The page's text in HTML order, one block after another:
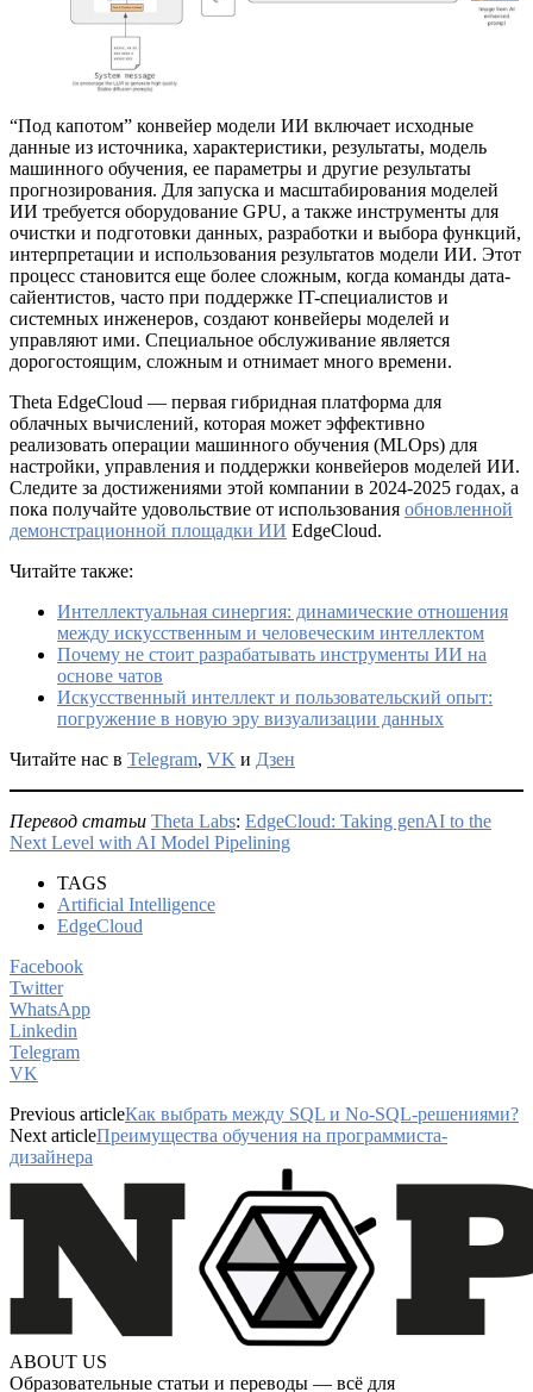
“Под капотом” конвейер модели ИИ включает исходные
данные из источника, характеристики, результаты, модель
машинного обучения, ее параметры и другие результаты
прогнозирования. Для запуска и масштабирования моделей
ИИ требуется оборудование GPU, а также инструменты для
очистки и подготовки данных, разработки и выбора функций,
интерпретации и использования результатов модели ИИ. Этот
процесс становится еще более сложным, когда команды дата-
сайентистов, часто при поддержке IT-специалистов и
системных инженеров, создают конвейеры моделей и
управляют ими. Специальное обслуживание является
дорогостоящим, сложным и отнимает много времени.
Theta EdgeCloud — первая гибридная платформа для
облачных вычислений, которая может эффективно
реализовать операции машинного обучения (MLOps) для
настройки, управления и поддержки конвейеров моделей ИИ.
Следите за достижениями этой компании в 2024-2025 годах, а
пока получайте удовольствие от использования обновленной
демонстрационной площадки ИИ EdgeCloud.
Читайте также:
Интеллектуальная синергия: динамические отношения
между искусственным и человеческим интеллектом
Почему не стоит разрабатывать инструменты ИИ на
основе чатов
Искусственный интеллект и пользовательский опыт:
погружение в новую эру визуализации данных
Читайте нас в Telegram, VK и Дзен
Перевод статьи Theta Labs: EdgeCloud: Taking genAI to the
Next Level with AI Model Pipelining
TAGS
Artificial Intelligence
EdgeCloud
Facebook
Twitter
WhatsApp
Linkedin
Telegram
VK
Previous articleКак выбрать между SQL и No-SQL-решениями?
Next articleПреимущества обучения на программиста-
дизайнера
ABOUT US
Образовательные статьи и переводы — всё для